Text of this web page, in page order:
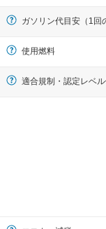
ガソリン代目安（1回
使用燃料
適合規制・認定レベ